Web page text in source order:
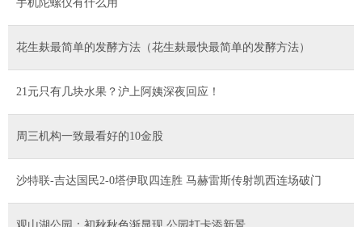
手机陀螺仪有什么用
花生麸最简单的发酵方法（花生麸最快最简单的发酵方法）
21元只有几块水果？沪上阿姨深夜回应！
周三机构一致最看好的10金股
沙特联-吉达国民2-0塔伊取四连胜 马赫雷斯传射凯西连场破门